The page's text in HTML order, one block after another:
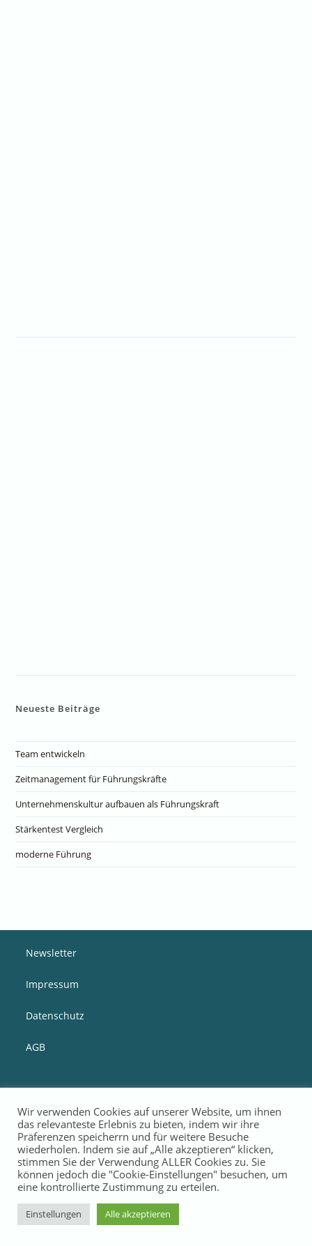
Neueste Beiträge
Team entwickeln
Zeitmanagement für Führungskräfte
Unternehmenskultur aufbauen als Führungskraft
Stärkentest Vergleich
moderne Führung
Newsletter
Impressum
Datenschutz
AGB
Wir verwenden Cookies auf unserer Website, um ihnen
das relevanteste Erlebnis zu bieten, indem wir ihre
Präferenzen speicherrn und für weitere Besuche
wiederholen. Indem sie auf „Alle akzeptieren“ klicken,
stimmen Sie der Verwendung ALLER Cookies zu. Sie
können jedoch die "Cookie-Einstellungen" besuchen, um
eine kontrollierte Zustimmung zu erteilen.
Einstellungen Alle akzeptieren